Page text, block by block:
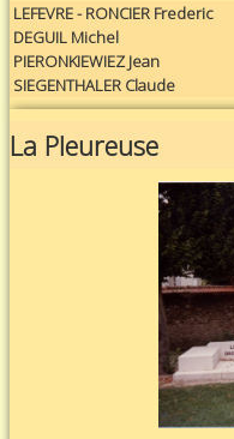
LEFEVRE - RONCIER Frederic
DEGUIL Michel
PIERONKIEWIEZ Jean
SIEGENTHALER Claude
La Pleureuse